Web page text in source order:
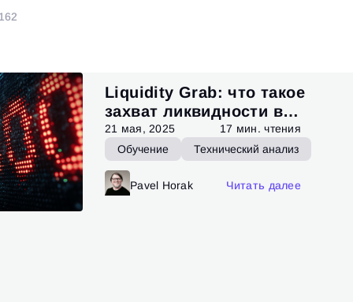
62
Liquidity Grab: что такое
захват ликвидности в
трейдинге
21 мая, 2025
17 мин. чтения
Обучение
Технический анализ
Pavel Horak Читать далее